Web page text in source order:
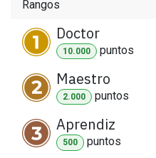
Rangos
Doctor
10.000 puntos
Maestro
2.000 puntos
Aprendiz
500 puntos